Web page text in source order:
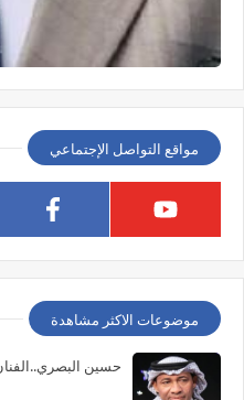
مواقع التواصل الإجتماعي
موضوعات الاكثر مشاهدة
حسين